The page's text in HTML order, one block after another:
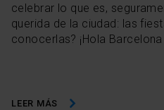
celebrar lo que es,
querida de la ciudad: las
conocerlas? ¡Hola
LEER MÁS